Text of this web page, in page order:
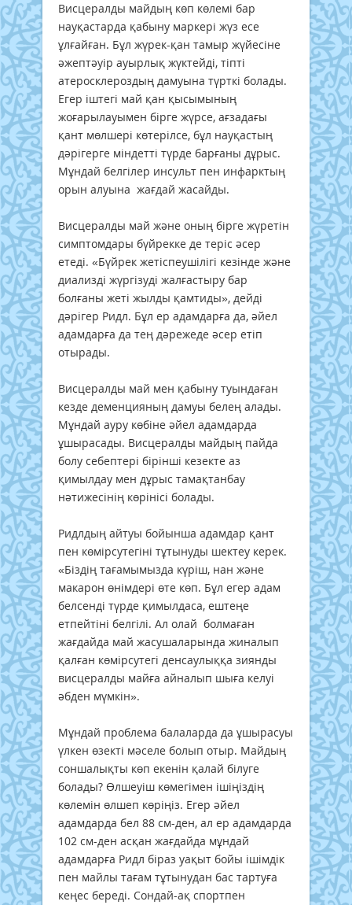
Висцералды майдың көп көлемі бар
науқастарда қабыну маркері жүз есе
ұлғайған. Бұл жүрек-қан тамыр жүйесіне
әжептәуір ауырлық жүктейді, тіпті
атеросклероздың дамуына түрткі болады.
Егер іштегі май қан қысымының
жоғарылауымен бірге жүрсе, ағзадағы
қант мөлшері көтерілсе, бұл науқастың
дәрігерге міндетті түрде барғаны дұрыс.
Мұндай белгілер инсульт пен инфарктың
орын алуына жағдай жасайды.
Висцералды май және оның бірге жүретін
симптомдары бүйрекке де теріс әсер
етеді. «Бүйрек жетіспеушілігі кезінде және
диализді жүргізуді жалғастыру бар
болғаны жеті жылды қамтиды», дейді
дәрігер Ридл. Бұл ер адамдарға да, әйел
адамдарға да тең дәрежеде әсер етіп
отырады.
Висцералды май мен қабыну туындаған
кезде деменцияның дамуы белең алады.
Мұндай ауру көбіне әйел адамдарда
ұшырасады. Висцералды майдың пайда
болу себептері бірінші кезекте аз
қимылдау мен дұрыс тамақтанбау
нәтижесінің көрінісі болады.
Ридлдың айтуы бойынша адамдар қант
пен көмірсутегіні тұтынуды шектеу керек.
«Біздің тағамымызда күріш, нан және
макарон өнімдері өте көп. Бұл егер адам
белсенді түрде қимылдаса, ештеңе
етпейтіні белгілі. Ал олай болмаған
жағдайда май жасушаларында жиналып
қалған көмірсутегі денсаулыққа зиянды
висцералды майға айналып шыға келуі
әбден мүмкін».
Мұндай проблема балаларда да ұшырасуы
үлкен өзекті мәселе болып отыр. Майдың
соншалықты көп екенін қалай білуге
болады? Өлшеуіш көмегімен ішіңіздің
көлемін өлшеп көріңіз. Егер әйел
адамдарда бел 88 cм-ден, ал ер адамдарда
102 см-ден асқан жағдайда мұндай
адамдарға Ридл біраз уақыт бойы ішімдік
пен майлы тағам тұтынудан бас тартуға
кеңес береді. Сондай-ақ спортпен